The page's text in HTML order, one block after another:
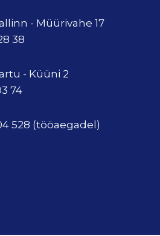
- Müürivahe 17
38
- Küüni 2
74
528 (tööaegadel)